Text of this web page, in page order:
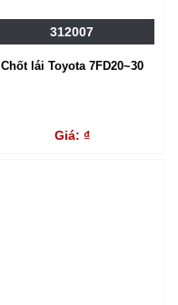
312007
Chốt lái Toyota 7FD20~30
Giá: ₫